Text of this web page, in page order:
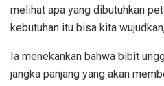
melihat apa yang dibutuhkan
kebutuhan itu bisa kita
Ia menekankan bahwa bibit
jangka panjang yang akan